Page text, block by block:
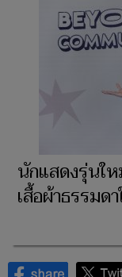
นักแสดงรุ่นใ
เสื้อผ้าธรรมด